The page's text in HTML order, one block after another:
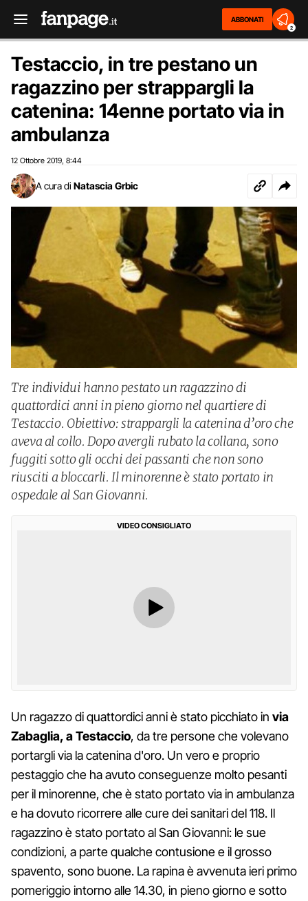
ABBONATI
2
Testaccio, in tre pestano un
ragazzino per strappargli la
catenina: 14enne portato via in
ambulanza
12 Ottobre 2019 8:44
A cura di Natascia Grbic
Tre individui hanno pestato un ragazzino di
quattordici anni in pieno giorno nel quartiere di
Testaccio. Obiettivo: strappargli la catenina d’oro che
aveva al collo. Dopo avergli rubato la collana, sono
fuggiti sotto gli occhi dei passanti che non sono
riusciti a bloccarli. Il minorenne è stato portato in
ospedale al San Giovanni.
VIDEO CONSIGLIATO
Un ragazzo di quattordici anni è stato picchiato in via
Zabaglia, a Testaccio, da tre persone che volevano
portargli via la catenina d'oro. Un vero e proprio
pestaggio che ha avuto conseguenze molto pesanti
per il minorenne, che è stato portato via in ambulanza
e ha dovuto ricorrere alle cure dei sanitari del 118. Il
ragazzino è stato portato al San Giovanni: le sue
condizioni, a parte qualche contusione e il grosso
spavento, sono buone. La rapina è avvenuta ieri primo
pomeriggio intorno alle 14.30, in pieno giorno e sotto